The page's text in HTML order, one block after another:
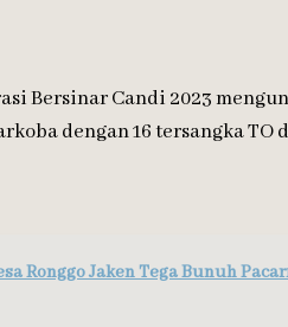
Bersinar Candi 2023
dengan 16 tersangka TO
Ronggo Jaken Tega Bunuh